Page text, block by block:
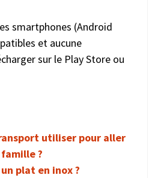
smartphones (Android
et aucune
sur le Play Store ou
utiliser pour aller
?
plat en inox ?